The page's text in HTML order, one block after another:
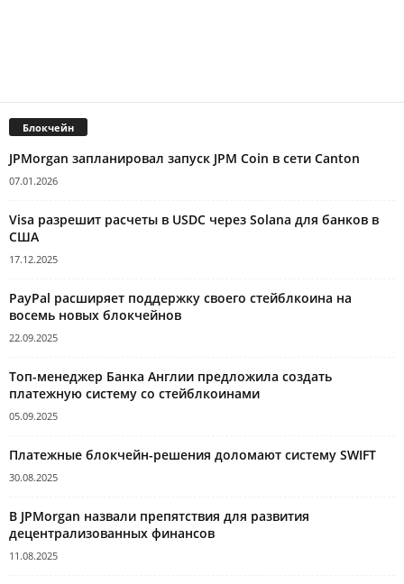
Блокчейн
JPMorgan запланировал запуск JPM Coin в сети Canton
07.01.2026
Visa разрешит расчеты в USDC через Solana для банков в
США
17.12.2025
PayPal расширяет поддержку своего стейблкоина на
восемь новых блокчейнов
22.09.2025
Топ-менеджер Банка Англии предложила создать
платежную систему со стейблкоинами
05.09.2025
Платежные блокчейн-решения доломают систему SWIFT
30.08.2025
В JPMorgan назвали препятствия для развития
децентрализованных финансов
11.08.2025